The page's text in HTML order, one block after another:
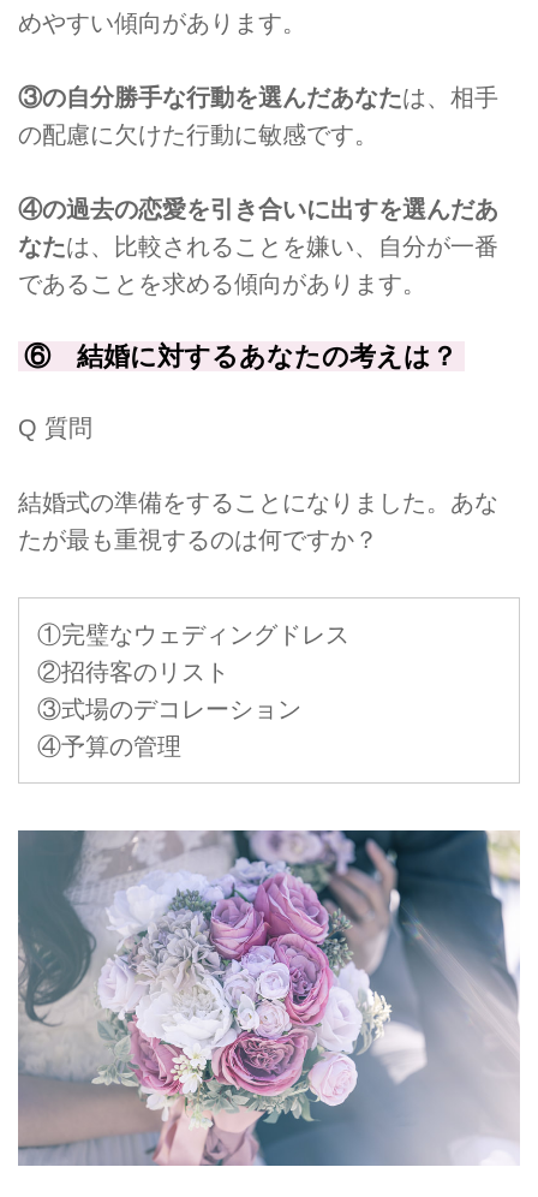
めやすい傾向があります。
③の自分勝手な行動を選んだあなたは、相手
の配慮に欠けた行動に敏感です。
④の過去の恋愛を引き合いに出すを選んだあ
なたは、比較されることを嫌い、自分が一番
であることを求める傾向があります。
⑥ 結婚に対するあなたの考えは？
Q 質問
結婚式の準備をすることになりました。あな
たが最も重視するのは何ですか？
①完璧なウェディングドレス
②招待客のリスト
③式場のデコレーション
④予算の管理